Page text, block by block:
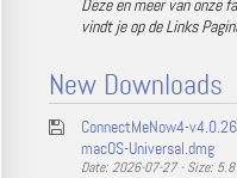
Deze en meer van onze
vindt je op de Links
New Downloads
ConnectMeNow4-
macOS-Universal.dmg
Date: 2026-07-27 - Size: 5.8